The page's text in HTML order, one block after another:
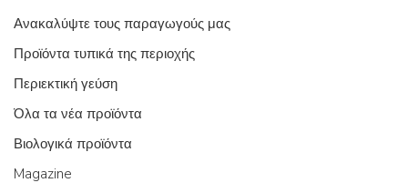
Ανακαλύψτε τους παραγωγούς μας
Προϊόντα τυπικά της περιοχής
Περιεκτική γεύση
Όλα τα νέα προϊόντα
Βιολογικά προϊόντα
Magazine